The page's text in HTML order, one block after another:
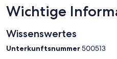
Wichtige
Wissenswertes
Unterkunftsnummer500513